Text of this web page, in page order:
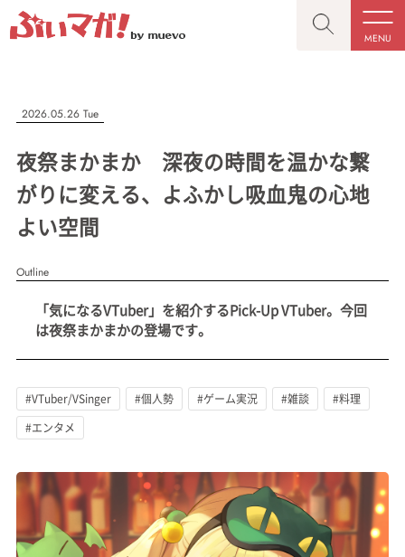
MENU
CLOSE
記事を検索する
#VTuber/VSinger #男性 #女性 #バ美肉 #男の娘
#獣系 #動物系 #企業公式 #個人勢
CLOSE
“推しへの応援を形にする”VTuber専門メディア
記事一覧
プレスリリース一覧
会社概要
お問い合わせ
記事リクエスト
ログイン
LINK
2026.05.26 Tue
夜祭まかまか 深夜の時間を温かな繋
がりに変える、よふかし吸血鬼の心地
よい空間
Outline
「気になるVTuber」を紹介するPick-Up VTuber。今回
は夜祭まかまかの登場です。
#VTuber/VSinger #個人勢 #ゲーム実況 #雑談
#料理
#エンタメ